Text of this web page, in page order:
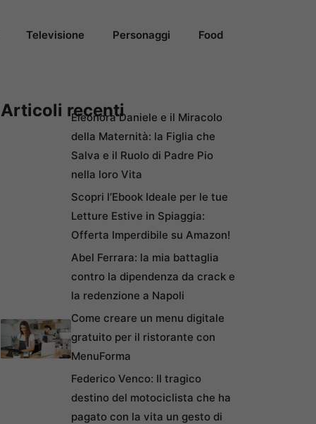
Televisione Personaggi Food
Articoli recentiEleonora Daniele e il Miracolo
della Maternità: la Figlia che
Salva e il Ruolo di Padre Pio
nella loro Vita
Scopri l’Ebook Ideale per le tue
Letture Estive in Spiaggia:
Offerta Imperdibile su Amazon!
Abel Ferrara: la mia battaglia
contro la dipendenza da crack e
la redenzione a Napoli
Come creare un menu digitale
gratuito per il ristorante con
MenuForma
Federico Venco: Il tragico
destino del motociclista che ha
pagato con la vita un gesto di